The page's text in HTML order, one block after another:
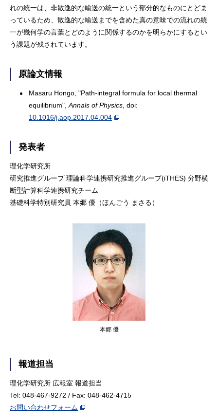
れの統一は、非散逸的な輸送の統一という部分的なものにとどま
っているため、散逸的な輸送までを含めた真の意味での流れの統
一が幾何学の言葉とどのように関係するのかを明らかにするとい
う課題が残されています。
原論文情報
Masaru Hongo, "Path-integral formula for local thermal
equilibrium",Annals of Physics , doi:
10.1016/j.aop.2017.04.004
発表者
理化学研究所
研究推進グループ 理論科学連携研究推進グループ(iTHES) 分野横
断型計算科学連携研究チーム
基礎科学特別研究員 本郷 優（ほんごう まさる）
本郷 優
報道担当
理化学研究所 広報室 報道担当
Tel: 048-467-9272 / Fax: 048-462-4715
お問い合わせフォーム